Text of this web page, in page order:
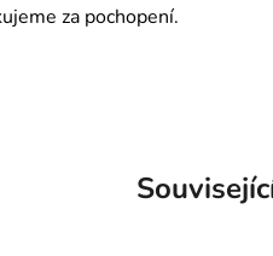
za pochopení.